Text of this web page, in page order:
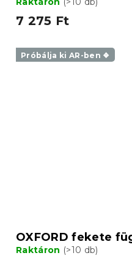
7 275 Ft
Próbálja ki AR-ben ❖
OXFORD fekete
Raktáron (>10 db)